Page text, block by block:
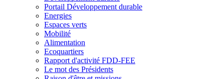
Portail Développement durable
Energies
Espaces verts
Mobilité
Alimentation
Ecoquartiers
Rapport d'activité FDD-FEE
Le mot des Présidents